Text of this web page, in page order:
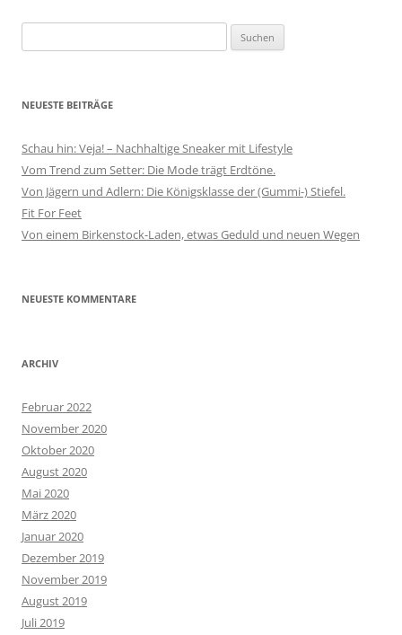
nach:
NEUESTE BEITRÄGE
Schau hin: Veja! – Nachhaltige Sneaker mit Lifestyle
Vom Trend zum Setter: Die Mode trägt Erdtöne.
Von Jägern und Adlern: Die Königsklasse der (Gummi-) Stiefel.
Fit For Feet
Von einem Birkenstock-Laden, etwas Geduld und neuen Wegen
NEUESTE KOMMENTARE
ARCHIV
Februar 2022
November 2020
Oktober 2020
August 2020
Mai 2020
März 2020
Januar 2020
Dezember 2019
November 2019
August 2019
Juli 2019